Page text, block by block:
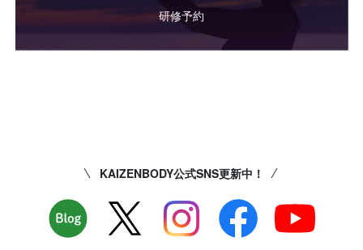
研修予約
KAIZENBODY公式SNS更新中！